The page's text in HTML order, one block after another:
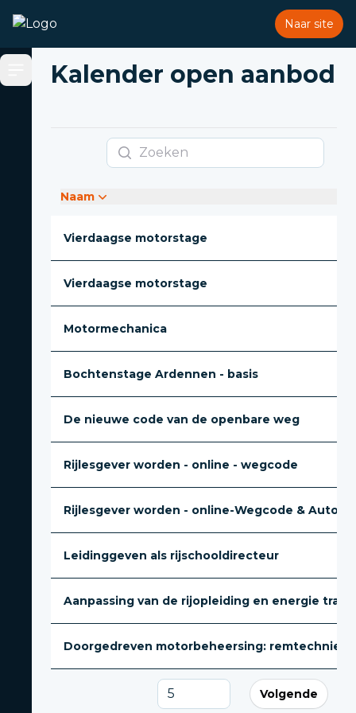
Naar site
Open sidebarKalender open aanbod
Zoeken
Naam
Vierdaagse motorstage
Vierdaagse motorstage
Motormechanica
Bochtenstage Ardennen - basis
De nieuwe code van de openbare weg
Rijlesgever worden - online - wegcode
Rijlesgever worden - online-Wegcode &
Leidinggeven als rijschooldirecteur
Aanpassing van de rijopleiding en energie
Doorgedreven motorbeheersing: remtechniek,
Volgende